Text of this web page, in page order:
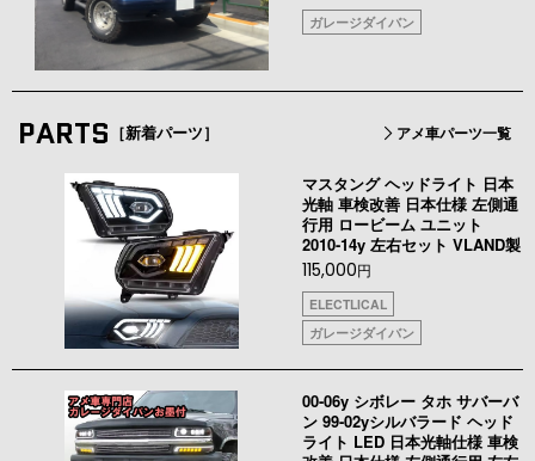
ガレージダイバン
PARTS ［新着パーツ］ アメ車パーツ一覧
マスタング ヘッドライト 日本
光軸 車検改善 日本仕様 左側通
行用 ロービーム ユニット
2010-14y 左右セット VLAND製
115,000円
ELECTLICAL
ガレージダイバン
00-06y シボレー タホ サバーバ
ン 99-02yシルバラード ヘッド
ライト LED 日本光軸仕様 車検